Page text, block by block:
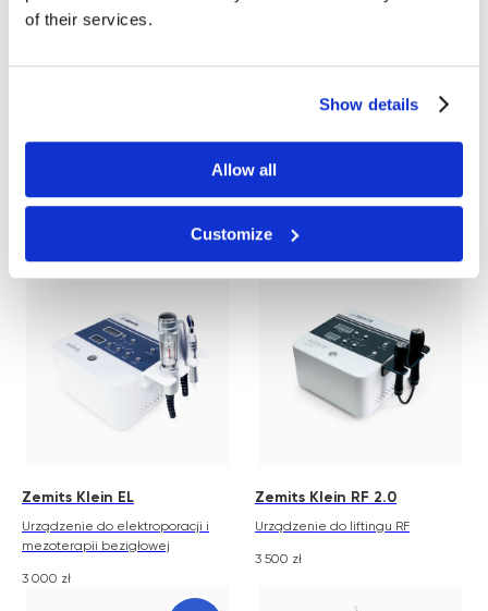
of their services.
Show details
Allow all
Customize
Urządzenie do terapii
Zemits Klein EL
Urządzenie do elektroporacji i
mezoterapii bezigłowej
3 000 zł
Zemits Klein RF 2.0
Urządzenie do liftingu RF
3 500 zł